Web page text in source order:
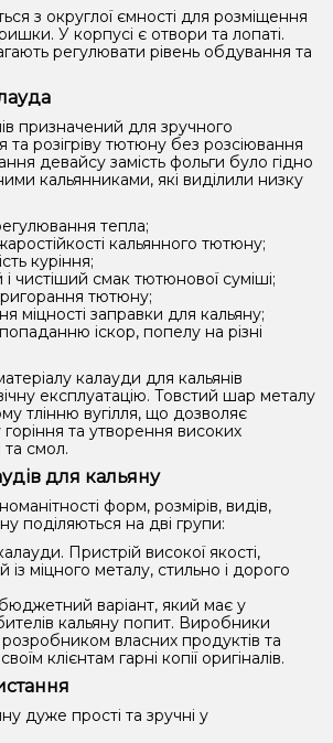
з округлої ємності для розміщення
У корпусі є отвори та лопаті.
регулювати рівень обдування та
призначений для зручного
та розігріву тютюну без розсіювання
девайсу замість фольги було гідно
кальянниками, які виділили низку
тепла;
кальянного тютюну;
куріння;
чистіший смак тютюнової суміші;
тютюну;
міцності заправки для кальяну;
іскор, попелу на різні
калауди для кальянів
експлуатацію. Товстий шар металу
тлінню вугілля, що дозволяє
та утворення високих
та смол.
для кальяну
форм, розмірів, видів,
поділяються на дві групи:
Пристрій високої якості,
із міцного металу, стильно і дорого
варіант, який має у
кальяну попит. Виробники
власних продуктів та
клієнтам гарні копії оригіналів.
дуже прості та зручні у